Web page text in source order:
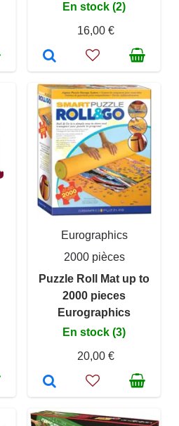
En stock (2)
16,00 €
Eurographics
2000 pièces
Puzzle Roll Mat up to
2000 pieces
Eurographics
En stock (3)
20,00 €